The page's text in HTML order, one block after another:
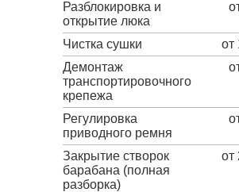
Разблокировка и
открытие люка
Чистка сушки
от
Демонтаж
транспортировочного
крепежа
Регулировка
приводного ремня
Закрытие створок
барабана (полная
разборка)
от